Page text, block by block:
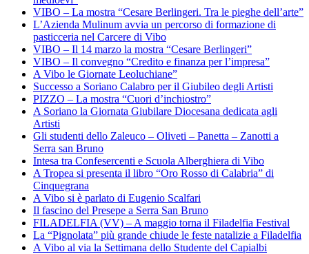
VIBO – La mostra “Cesare Berlingeri. Tra le pieghe dell’arte”
L’Azienda Mulinum avvia un percorso di formazione di
pasticceria nel Carcere di Vibo
VIBO – Il 14 marzo la mostra “Cesare Berlingeri”
VIBO – Il convegno “Credito e finanza per l’impresa”
A Vibo le Giornate Leoluchiane”
Successo a Soriano Calabro per il Giubileo degli Artisti
PIZZO – La mostra “Cuori d’inchiostro”
A Soriano la Giornata Giubilare Diocesana dedicata agli
Artisti
Gli studenti dello Zaleuco – Oliveti – Panetta – Zanotti a
Serra san Bruno
Intesa tra Confesercenti e Scuola Alberghiera di Vibo
A Tropea si presenta il libro “Oro Rosso di Calabria” di
Cinquegrana
A Vibo si è parlato di Eugenio Scalfari
Il fascino del Presepe a Serra San Bruno
FILADELFIA (VV) – A maggio torna il Filadelfia Festival
La “Pignolata” più grande chiude le feste natalizie a Filadelfia
A Vibo al via la Settimana dello Studente del Capialbi